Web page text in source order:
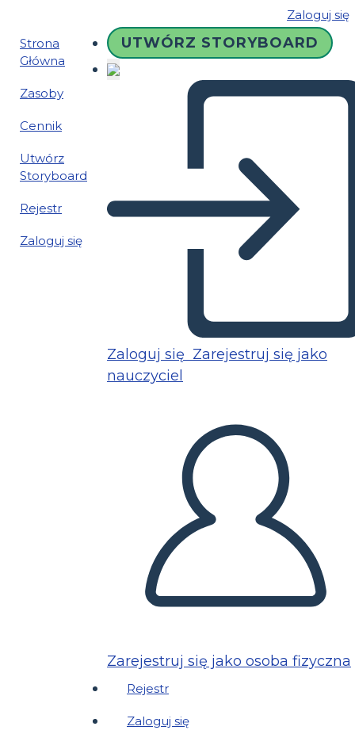
Zaloguj się
Strona
Główna
Zasoby
Cennik
Utwórz
Storyboard
Rejestr
Zaloguj się
UTWÓRZ STORYBOARD
Zaloguj się Zarejestruj się jako
nauczyciel
Zarejestruj się jako osoba fizyczna
Rejestr
Zaloguj się